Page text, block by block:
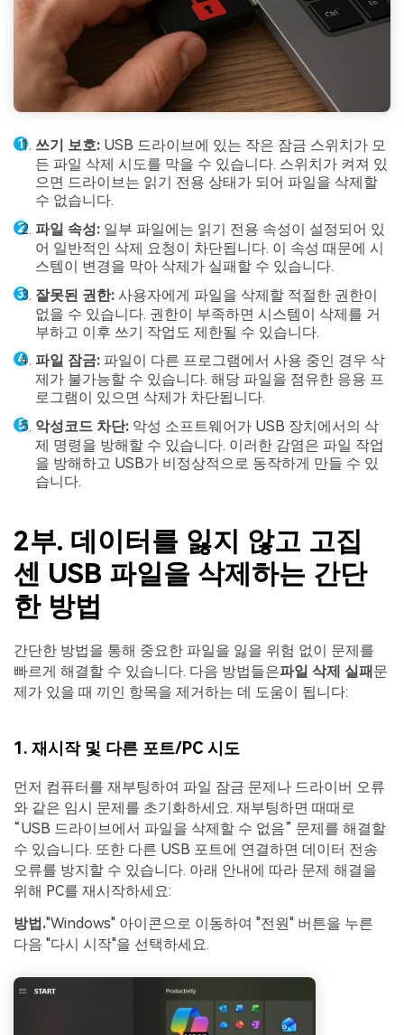
쓰기 보호: USB 드라이브에 있는 작은 잠금 스위치가 모
든 파일 삭제 시도를 막을 수 있습니다. 스위치가 켜져 있
으면 드라이브는 읽기 전용 상태가 되어 파일을 삭제할
수 없습니다.
파일 속성: 일부 파일에는 읽기 전용 속성이 설정되어 있
어 일반적인 삭제 요청이 차단됩니다. 이 속성 때문에 시
스템이 변경을 막아 삭제가 실패할 수 있습니다.
잘못된 권한: 사용자에게 파일을 삭제할 적절한 권한이
없을 수 있습니다. 권한이 부족하면 시스템이 삭제를 거
부하고 이후 쓰기 작업도 제한될 수 있습니다.
파일 잠금: 파일이 다른 프로그램에서 사용 중인 경우 삭
제가 불가능할 수 있습니다. 해당 파일을 점유한 응용 프
로그램이 있으면 삭제가 차단됩니다.
악성코드 차단: 악성 소프트웨어가 USB 장치에서의 삭
제 명령을 방해할 수 있습니다. 이러한 감염은 파일 작업
을 방해하고 USB가 비정상적으로 동작하게 만들 수 있
습니다.
2부. 데이터를 잃지 않고 고집
센 USB 파일을 삭제하는 간단
한 방법
간단한 방법을 통해 중요한 파일을 잃을 위험 없이 문제를
빠르게 해결할 수 있습니다. 다음 방법들은파일 삭제 실패 문
제가 있을 때 끼인 항목을 제거하는 데 도움이 됩니다:
1. 재시작 및 다른 포트/PC 시도
먼저 컴퓨터를 재부팅하여 파일 잠금 문제나 드라이버 오류
와 같은 임시 문제를 초기화하세요. 재부팅하면 때때로
“USB 드라이브에서 파일을 삭제할 수 없음” 문제를 해결할
수 있습니다. 또한 다른 USB 포트에 연결하면 데이터 전송
오류를 방지할 수 있습니다. 아래 안내에 따라 문제 해결을
위해 PC를 재시작하세요:
방법."Windows" 아이콘으로 이동하여 "전원" 버튼을 누른
다음 "다시 시작"을 선택하세요.